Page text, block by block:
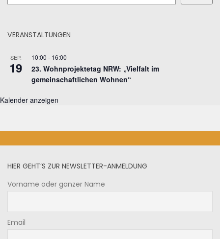
VERANSTALTUNGEN
SEP.
19
10:00 - 16:00
23. Wohnprojektetag NRW: „Vielfalt im
gemeinschaftlichen Wohnen“
Kalender anzeigen
HIER GEHT’S ZUR NEWSLETTER-ANMELDUNG
Vorname oder ganzer Name
Email